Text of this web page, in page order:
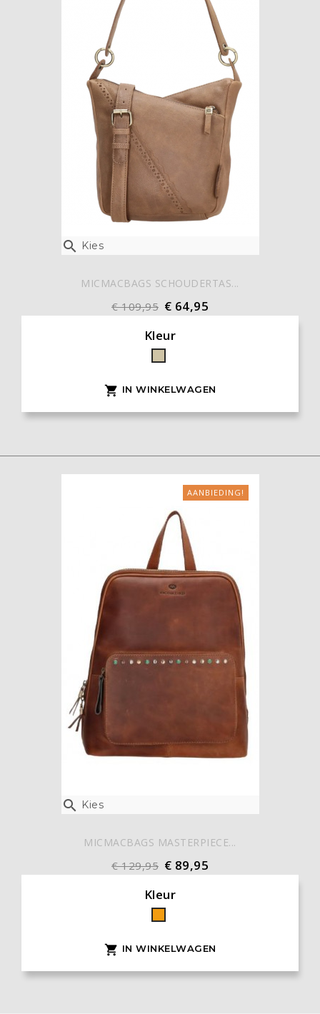
 Kies
MICMACBAGS SCHOUDERTAS...
€ 109,95 € 64,95
Kleur
Taupe
 IN WINKELWAGEN
 Kies
AANBIEDING!
MICMACBAGS MASTERPIECE...
€ 129,95 € 89,95
Kleur
Oranje
 IN WINKELWAGEN